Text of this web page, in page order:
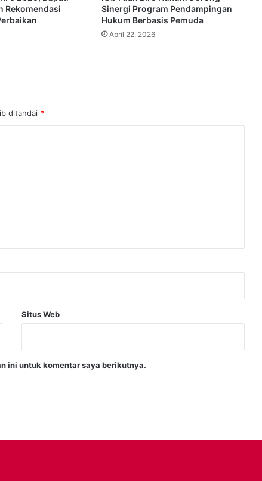
Rekomendasi
Sinergi Program Pendampingan
Hukum Berbasis Pemuda
April 22, 2026
ditandai *
Situs Web
ini untuk komentar saya berikutnya.